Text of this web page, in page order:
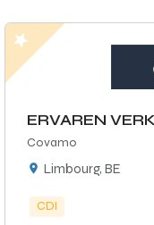
ERVAREN
Covamo
Limbourg, BE
CDI